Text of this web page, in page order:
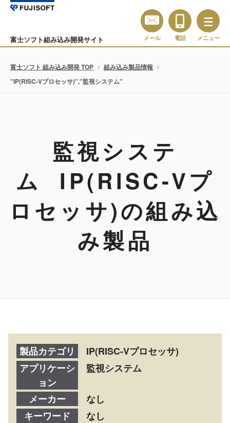
富士ソフト組み込み開発サイト メール 電話 メニュー
富士ソフト 組み込み開発 TOP
組み込み製品情報
"IP(RISC-Vプロセッサ)","監視システム"
監視システ
ム IP(RISC-Vプ
ロセッサ)の組み込
み製品
製品カテゴリ
IP(RISC-Vプロセッサ)
アプリケーシ
ョン
監視システム
メーカー
なし
キーワード
なし